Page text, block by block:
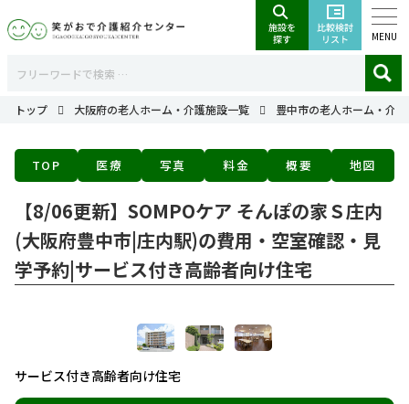
MENU
トップ 大阪府の老人ホーム・介護施設一覧 豊中市の老人ホーム・介
TOP 医療 写真 料金 概要 地図
【8/06更新】SOMPOケア そんぽの家Ｓ庄内
(大阪府豊中市|庄内駅)の費用・空室確認・見
学予約|サービス付き高齢者向け住宅
サービス付き高齢者向け住宅